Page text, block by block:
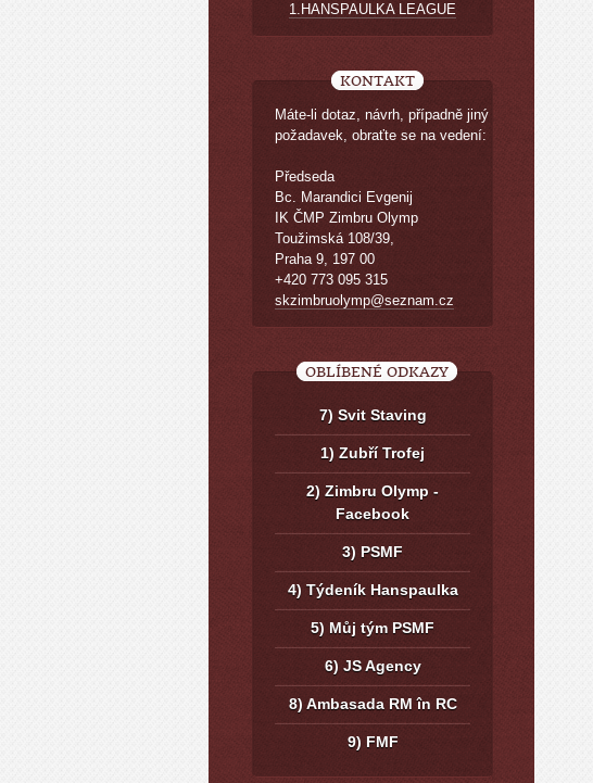
1.HANSPAULKA LEAGUE
KONTAKT
Máte-li dotaz, návrh, případně jiný
požadavek, obraťte se na vedení:
Předseda
Bc. Marandici Evgenij
IK ČMP Zimbru Olymp
Toužimská 108/39,
Praha 9, 197 00
+420 773 095 315
skzimbruolymp@seznam.cz
OBLÍBENÉ ODKAZY
7) Svit Staving
1) Zubří Trofej
2) Zimbru Olymp -
Facebook
3) PSMF
4) Týdeník Hanspaulka
5) Můj tým PSMF
6) JS Agency
8) Ambasada RM în RC
9) FMF